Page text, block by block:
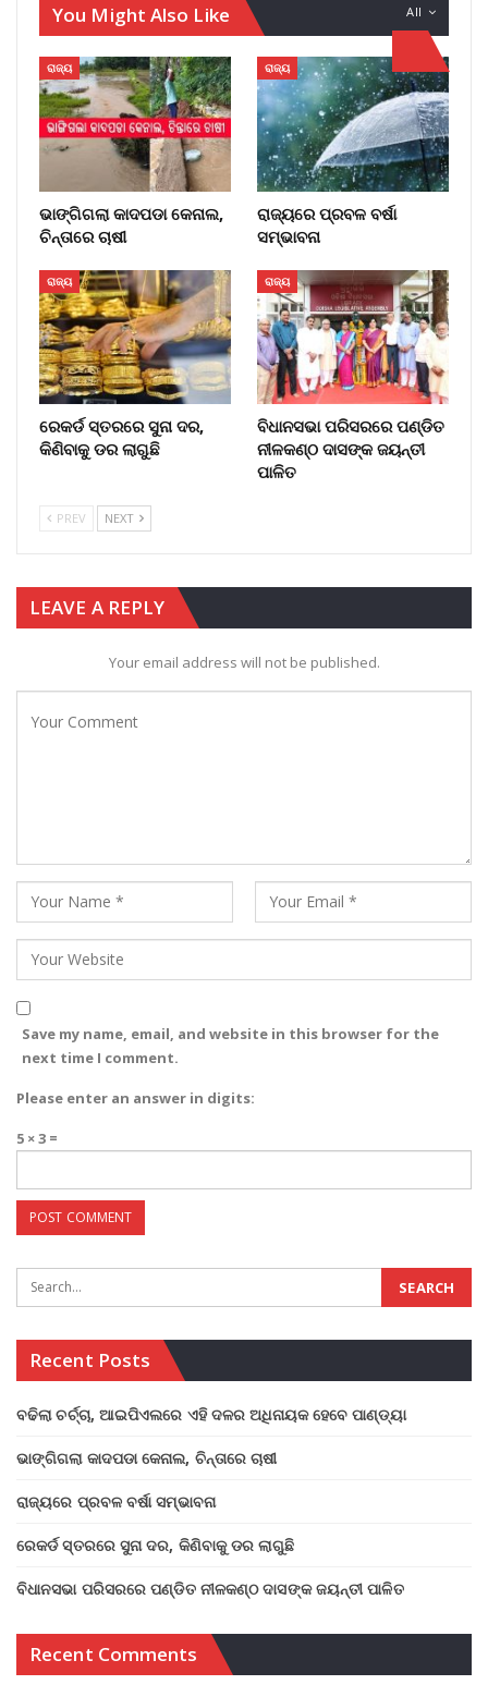
All
You Might Also Like
ରାଜ୍ୟ
ଭାଙ୍ଗିଗଲା କାଦପଡା କେନାଲ,
ଚିନ୍ତାରେ ଚାଷୀ
ରାଜ୍ୟ
ରାଜ୍ୟରେ ପ୍ରବଳ ବର୍ଷା
ସମ୍ଭାବନା
ରାଜ୍ୟ
ରେକର୍ଡ ସ୍ତରରେ ସୁନା ଦର,
କିଣିବାକୁ ଡର ଲାଗୁଛି
ରାଜ୍ୟ
ବିଧାନସଭା ପରିସରରେ ପଣ୍ଡିତ
ନୀଳକଣ୍ଠ ଦାସଙ୍କ ଜୟନ୍ତୀ
ପାଳିତ
PREV NEXT
LEAVE A REPLY
Your email address will not be published.
Save my name, email, and website in this browser for the
next time I comment.
Please enter an answer in digits:
5 × 3 =
Recent Posts
ବଢିଲା ଚର୍ଚ୍ଚା, ଆଇପିଏଲରେ ଏହି ଦଳର ଅଧିନାୟକ ହେବେ ପାଣ୍ଡ୍ୟା
ଭାଙ୍ଗିଗଲା କାଦପଡା କେନାଲ, ଚିନ୍ତାରେ ଚାଷୀ
ରାଜ୍ୟରେ ପ୍ରବଳ ବର୍ଷା ସମ୍ଭାବନା
ରେକର୍ଡ ସ୍ତରରେ ସୁନା ଦର, କିଣିବାକୁ ଡର ଲାଗୁଛି
ବିଧାନସଭା ପରିସରରେ ପଣ୍ଡିତ ନୀଳକଣ୍ଠ ଦାସଙ୍କ ଜୟନ୍ତୀ ପାଳିତ
Recent Comments